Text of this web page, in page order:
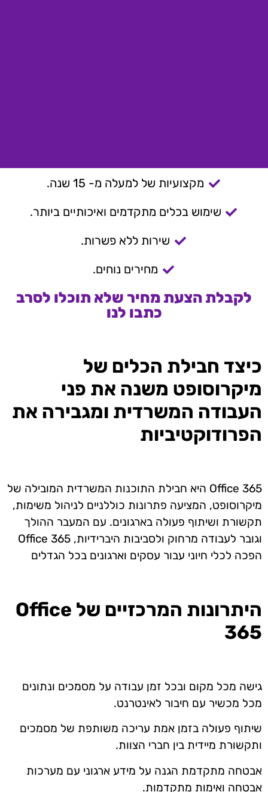
מקצועיות של למעלה מ- 15 שנה.
שימוש בכלים מתקדמים ואיכותיים ביותר.
שירות ללא פשרות.
מחירים נוחים.
לקבלת הצעת מחיר שלא תוכלו לסרב
כתבו לנו
כיצד חבילת הכלים של
מיקרוסופט משנה את פני
העבודה המשרדית ומגבירה את
הפרודוקטיביות
Office 365 היא חבילת התוכנות המשרדית המובילה של
מיקרוסופט, המציעה פתרונות כוללניים לניהול משימות,
תקשורת ושיתוף פעולה בארגונים. עם המעבר ההולך
וגובר לעבודה מרחוק ולסביבות היברידיות, Office 365
הפכה לכלי חיוני עבור עסקים וארגונים בכל הגדלים
היתרונות המרכזיים של Office
365
גישה מכל מקום ובכל זמן עבודה על מסמכים ונתונים
מכל מכשיר עם חיבור לאינטרנט.
שיתוף פעולה בזמן אמת עריכה משותפת של מסמכים
ותקשורת מיידית בין חברי הצוות.
אבטחה מתקדמת הגנה על מידע ארגוני עם מערכות
אבטחה ואימות מתקדמות.